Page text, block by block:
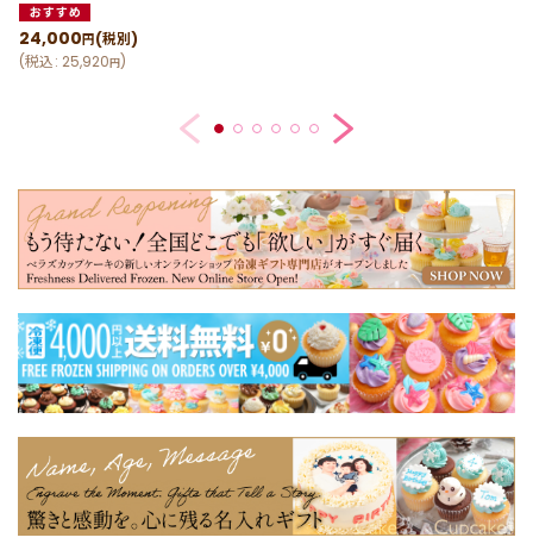
24,000 円(税別)
(税込: 25,920円)